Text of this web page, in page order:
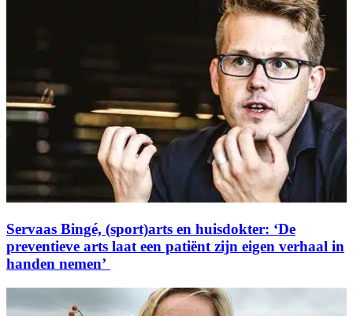
Servaas Bingé, (sport)arts en huisdokter: ‘De
preventieve arts laat een patiënt zijn eigen verhaal in
handen nemen’